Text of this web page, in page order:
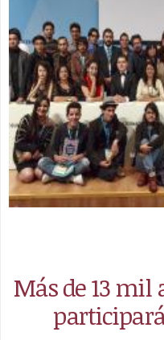
Más de 13 mil